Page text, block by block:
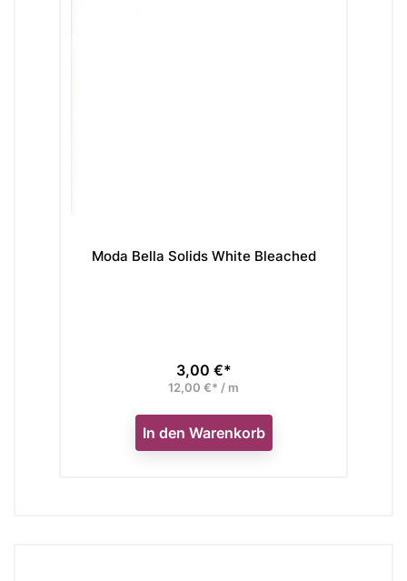
Moda Bella Solids White Bleached
Preis
3,00 €*
12,00 €* / m
In den Warenkorb